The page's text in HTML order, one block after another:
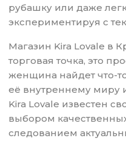
рубашку или даже
экспериментируя с
Магазин Kira Lovale в
торговая точка, это
женщина найдет что-
её внутреннему миру
Kira Lovale известен
выбором
следованием